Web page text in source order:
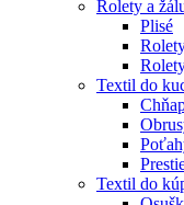
Rolety a
Plisé
Textil do
Textil do